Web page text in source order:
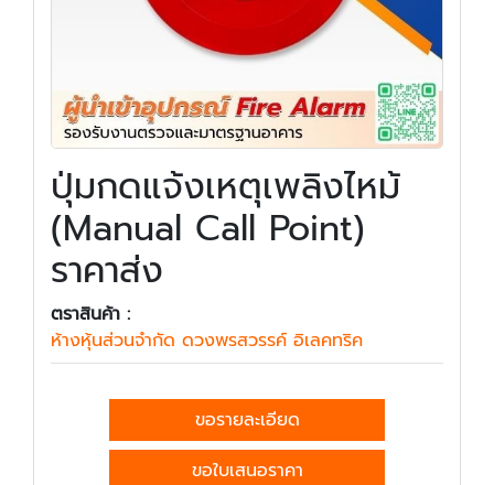
ปุ่มกดแจ้งเหตุเพลิงไหม้
(Manual Call Point)
ราคาส่ง
ตราสินค้า :
ห้างหุ้นส่วนจำกัด ดวงพรสวรรค์ อิเลคทริค
ขอรายละเอียด
ขอใบเสนอราคา